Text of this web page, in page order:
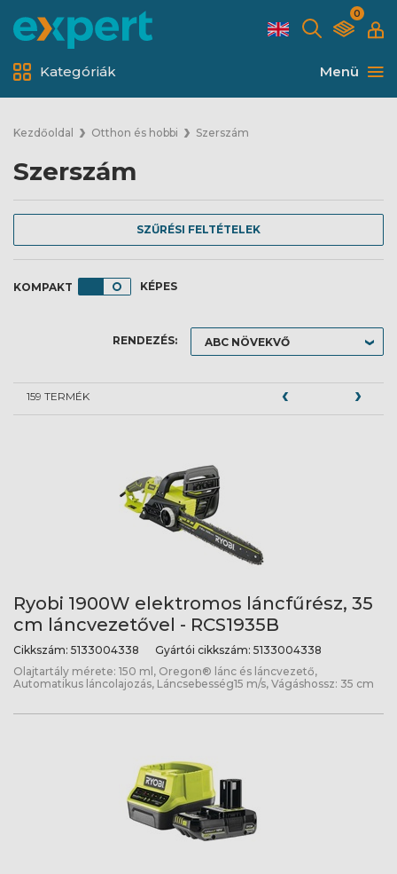
0
Menü
Kategóriák
Kezdőoldal Otthon és hobbi Szerszám
Szerszám
SZŰRÉSI FELTÉTELEK
KÉPES
RENDEZÉS:
159 TERMÉK
Ryobi 1900W elektromos láncfűrész, 35
cm láncvezetővel - RCS1935B
Cikkszám: 5133004338 Gyártói cikkszám: 5133004338
Olajtartály mérete: 150 ml, Oregon® lánc és láncvezető,
Automatikus láncolajozás, Láncsebesség15 m/s, Vágáshossz: 35 cm